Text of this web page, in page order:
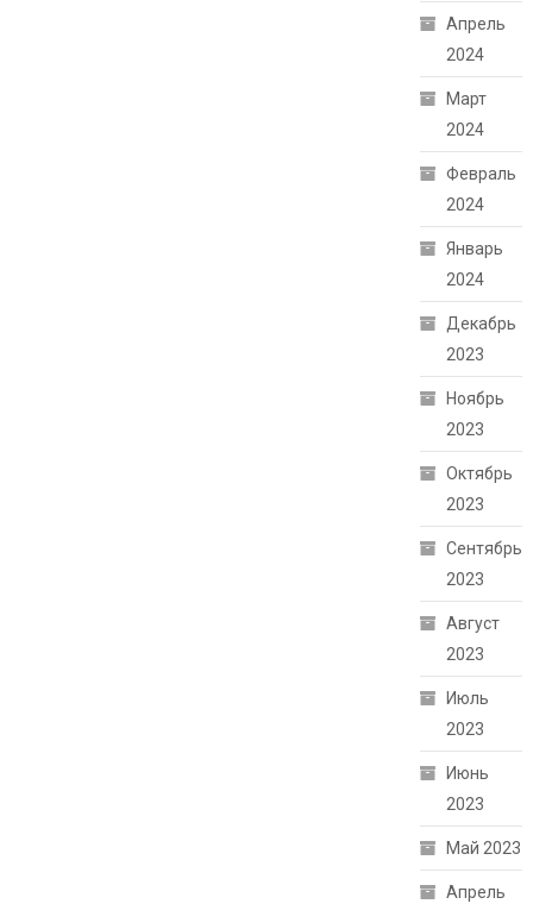
Апрель
2024
Март
2024
Февраль
2024
Январь
2024
Декабрь
2023
Ноябрь
2023
Октябрь
2023
Сентябрь
2023
Август
2023
Июль
2023
Июнь
2023
Май 2023
Апрель